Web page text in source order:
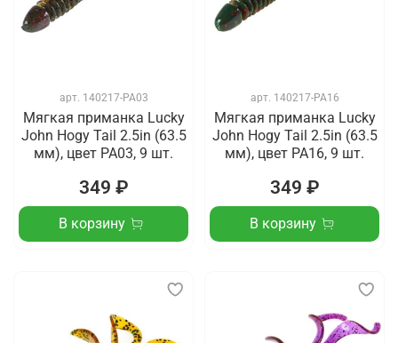
арт. 140217-PA03
Мягкая приманка Lucky
John Hogy Tail 2.5in (63.5
мм), цвет PA03, 9 шт.
349 ₽
В корзину
арт. 140217-PA16
Мягкая приманка Lucky
John Hogy Tail 2.5in (63.5
мм), цвет PA16, 9 шт.
349 ₽
В корзину